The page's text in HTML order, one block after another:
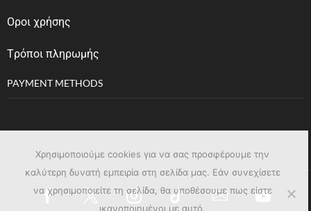
Οροι χρήσης
Tρόποι πληρωμής
PAYMENT METHODS
Χρησιμοποιούμε cookies για να σας προσφέρουμε την
καλύτερη δυνατή εμπειρία στη σελίδα μας. Εάν συνεχίσετε
να χρησιμοποιείτε τη σελίδα, θα υποθέσουμε πως είστε
ικανοποιημένοι με αυτό.